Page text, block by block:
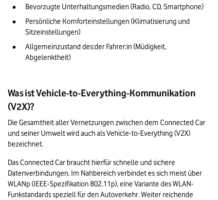
Bevorzugte Unterhaltungsmedien (Radio, CD, Smartphone)
Persönliche Komforteinstellungen (Klimatisierung und
Sitzeinstellungen)
Allgemeinzustand des:der Fahrer:in (Müdigkeit,
Abgelenktheit)
Was ist Vehicle-to-Everything-Kommunikation
(V2X)?
Die Gesamtheit aller Vernetzungen zwischen dem Connected Car
und seiner Umwelt wird auch als Vehicle-to-Everything (V2X)
bezeichnet.
Das Connected Car braucht hierfür schnelle und sichere
Datenverbindungen. Im Nahbereich verbindet es sich meist über
WLANp (IEEE-Spezifikation 802.11p), eine Variante des WLAN-
Funkstandards speziell für den Autoverkehr. Weiter reichende